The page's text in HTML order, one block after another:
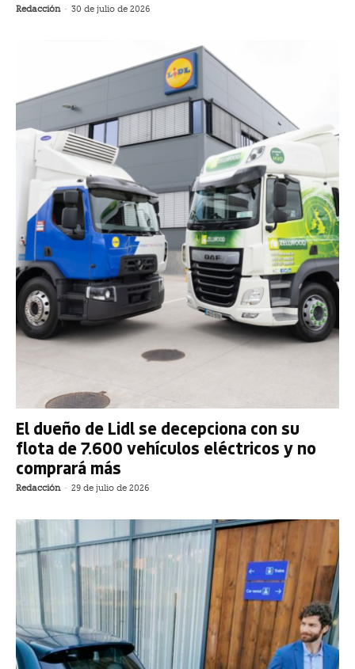
Redacción - 30 de julio de 2026
El dueño de Lidl se decepciona con su
flota de 7.600 vehículos eléctricos y no
comprará más
Redacción - 29 de julio de 2026